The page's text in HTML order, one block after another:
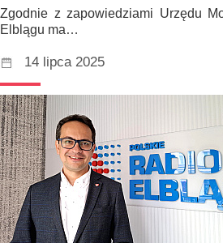
Zgodnie z zapowiedziami Urzędu
Elblągu ma…
14 lipca 2025